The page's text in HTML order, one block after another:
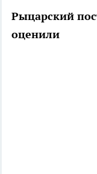
Рыцарский
оценили